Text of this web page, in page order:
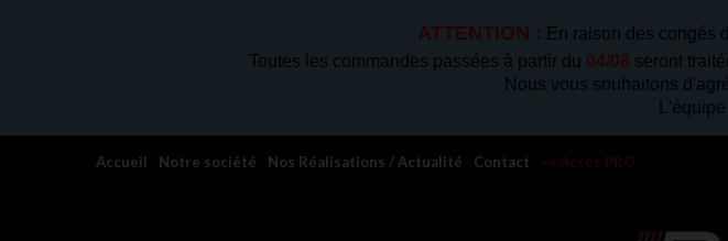
ATTENTION : En raison des congés
Toutes les commandes passées à partir du 04/08 seront
Nous vous souhaitons
Accueil Notre société Nos Réalisations / Actualité Contact >> Accès PRO